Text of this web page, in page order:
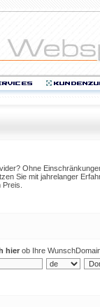
Ohne
Sie mit jahrelanger
hier ob Ihre